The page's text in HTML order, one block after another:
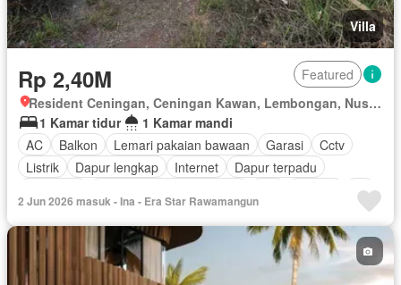
Villa
Rp 2,40M
Featured
Resident Ceningan, Ceningan Kawan, Lembongan, Nusa Penida, Klungkung, Bali
1 Kamar tidur
1 Kamar mandi
AC
Balkon Lemari pakaian bawaan Garasi
Cctv
Listrik
Dapur lengkap Internet
Dapur terpadu
Air
Kolam renang
Kabel video Berperabot lengkap
2 Jun 2026 masuk - Ina - Era Star Rawamangun